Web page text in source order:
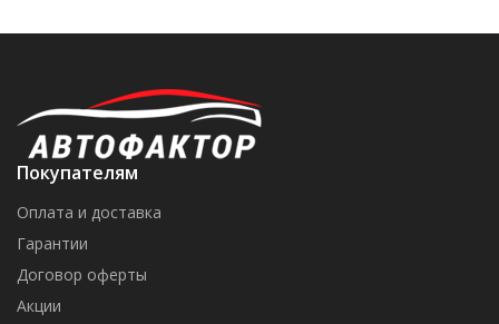
Покупателям
Оплата и доставка
Гарантии
Договор оферты
Акции